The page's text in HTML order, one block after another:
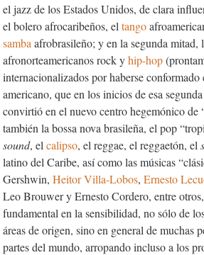
el jazz de los Estados Unidos, de clara
el bolero afrocaribeños, el tango
samba afrobrasileño; y en la segunda mitad,
afronorteamericanos rock yhip-hop
internacionalizados por haberse conformado
americano, que en los inicios de esa
convirtió en el nuevo centro hegemónico de
también la bossa nova brasileña, el pop
sound, el calipso, el reggae, el reggaetón, el
latino del Caribe, así como las músicas
Gershwin, Heitor Villa-Lobos, Ernesto
Leo Brouwer y Ernesto Cordero, entre
fundamental en la sensibilidad, no sólo de
áreas de origen, sino en general de muchas
partes del mundo, arropando incluso a los